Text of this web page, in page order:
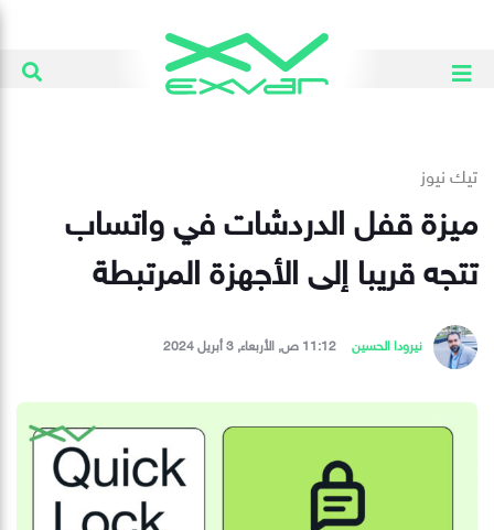
تيك نيوز
ميزة قفل الدردشات في واتساب
تتجه قريبا إلى الأجهزة المرتبطة
نيرودا الحسين 11:12 ص, الأربعاء, 3 أبريل 2024